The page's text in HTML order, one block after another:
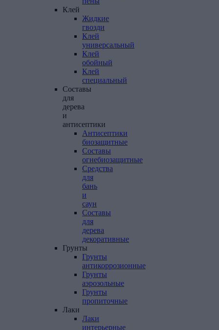
Клей
Жидкие
гвозди
Клей
универсальный
Клей
обойный
Клей
специальный
Составы
для
дерева
и
антисептики
Антисептики
биозащитные
Составы
огнебиозащитные
Средства
для
бань
и
саун
Составы
для
дерева
декоративные
Грунты
Грунты
антикоррозионные
Грунты
аэрозольные
Грунты
пропиточные
Лаки
Лаки
интерьерные